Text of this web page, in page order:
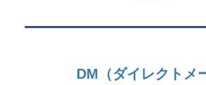
DM（ダイレクトメ